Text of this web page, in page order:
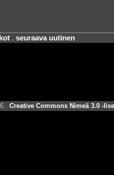
. seuraava uutinen
. Creative Commons Nimeä 3.0 -